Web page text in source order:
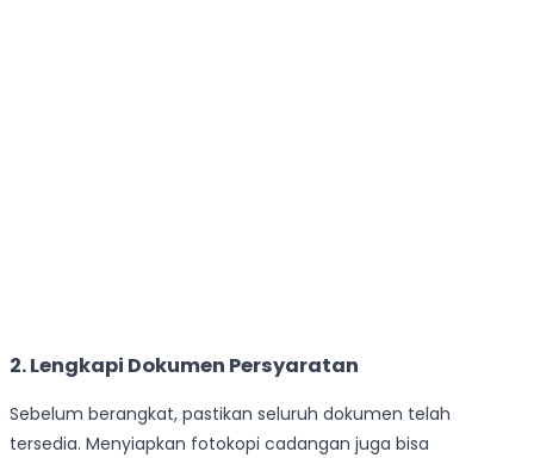
2. Lengkapi Dokumen Persyaratan
Sebelum berangkat, pastikan seluruh dokumen telah
tersedia. Menyiapkan fotokopi cadangan juga bisa